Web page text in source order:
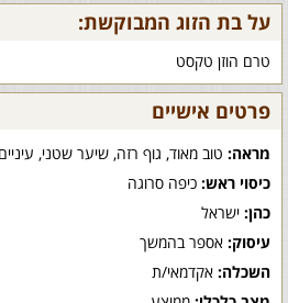
על בת הזוג המבוקשת:
טרם הוזן טקסט
פרטים אישיים
מראה: טוב מאוד, גוף רזה, שיער שטני,
כיסוי ראש: כיפה סרוגה
כהן: ישראל
עיסוק: אספר בהמשך
השכלה: אקדמאי/ת